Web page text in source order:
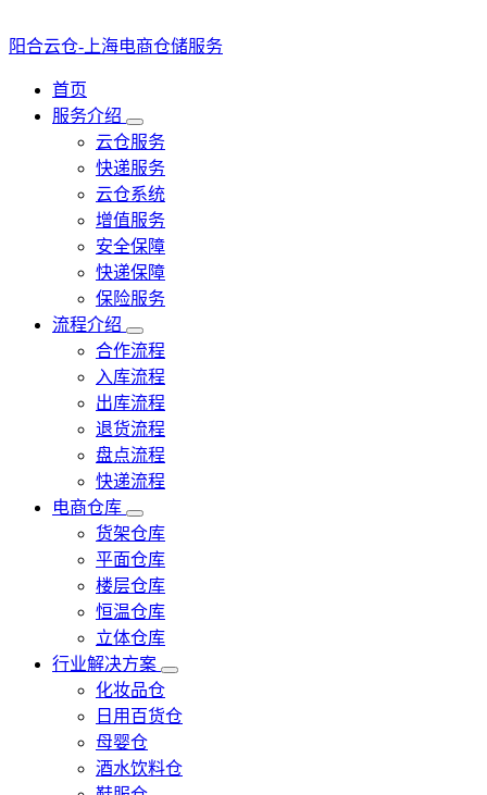
阳合云仓-上海电商仓储服务
首页
服务介绍
云仓服务
快递服务
云仓系统
增值服务
安全保障
快递保障
保险服务
流程介绍
合作流程
入库流程
出库流程
退货流程
盘点流程
快递流程
电商仓库
货架仓库
平面仓库
楼层仓库
恒温仓库
立体仓库
行业解决方案
化妆品仓
日用百货仓
母婴仓
酒水饮料仓